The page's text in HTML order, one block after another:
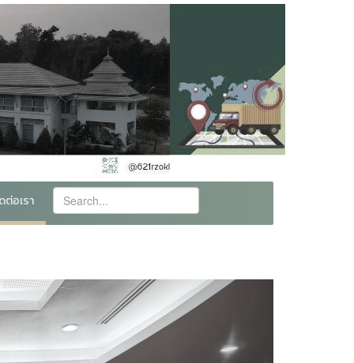
ต่อเรา
Next